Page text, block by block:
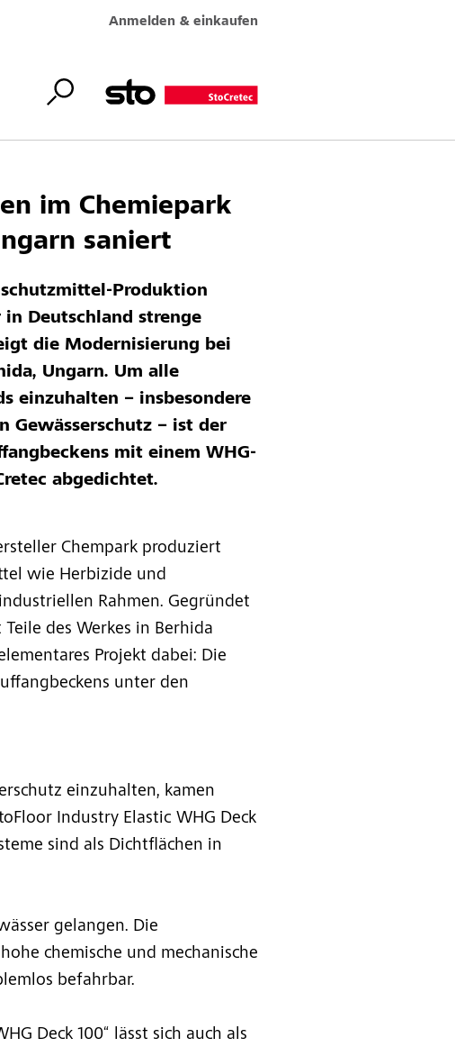
Anmelden & einkaufen
im Chemiepark
saniert
Produktion
Deutschland strenge
die Modernisierung bei
Ungarn. Um alle
einzuhalten – insbesondere
Gewässerschutz – ist der
mit einem WHG-
abgedichtet.
Chempark produziert
wie Herbizide und
Rahmen. Gegründet
des Werkes in Berhida
Projekt dabei: Die
unter den
einzuhalten, kamen
Industry Elastic WHG Deck
sind als Dichtflächen in
gelangen. Die
chemische und mechanische
befahrbar.
Deck 100“ lässt sich auch als